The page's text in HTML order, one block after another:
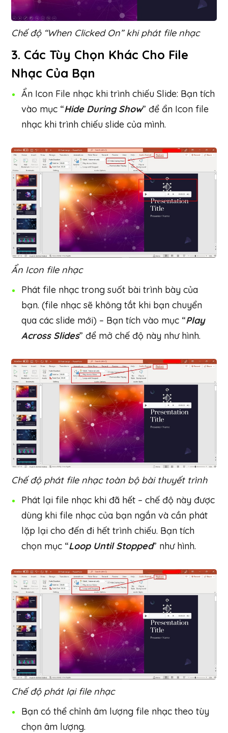
Chế độ “When Clicked On” khi phát file nhạc
3. Các Tùy Chọn Khác Cho File
Nhạc Của Bạn
Ẩn Icon File nhạc khi trình chiếu Slide: Bạn tích
vào mục “Hide During Show” để ẩn Icon file
nhạc khi trình chiếu slide của mình.
Ẩn Icon file nhạc
Phát file nhạc trong suốt bài trình bày của
bạn. (file nhạc sẽ không tắt khi bạn chuyển
qua các slide mới) – Bạn tích vào mục “Play
Across Slides” để mở chế độ này như hình.
Chế độ phát file nhạc toàn bộ bài thuyết trình
Phát lại file nhạc khi đã hết – chế độ này được
dùng khi file nhạc của bạn ngắn và cần phát
lặp lại cho đến đi hết trình chiếu. Bạn tích
chọn mục “Loop Until Stopped” như hình.
Chế độ phát lại file nhạc
Bạn có thể chỉnh âm lượng file nhạc theo tùy
chọn âm lượng.